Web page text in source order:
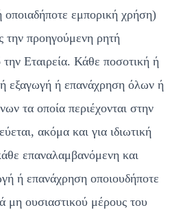
οποιαδήποτε εμπορική χρήση)
την προηγούμενη ρητή
Εταιρεία. Κάθε ποσοτική ή
εξαγωγή ή επανάχρηση όλων ή
τα οποία περιέχονται στην
ακόμα και για ιδιωτική
επαναλαμβανόμενη και
ή επανάχρηση οποιουδήποτε
μη ουσιαστικού μέρους του